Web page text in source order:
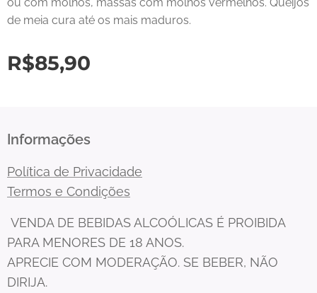
ou com molhos, massas com molhos vermelhos. Queijos
de meia cura até os mais maduros.
R$85,90
Informações
Política de Privacidade
Termos e Condições
VENDA DE BEBIDAS ALCOÓLICAS É PROIBIDA
PARA MENORES DE 18 ANOS.
APRECIE COM MODERAÇÃO. SE BEBER, NÃO
DIRIJA.